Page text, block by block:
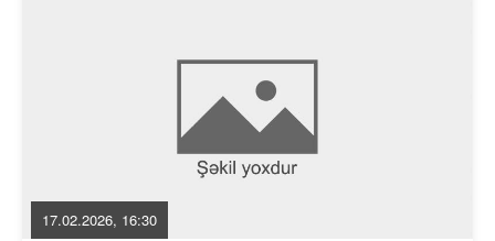
17.02.2026, 16:30